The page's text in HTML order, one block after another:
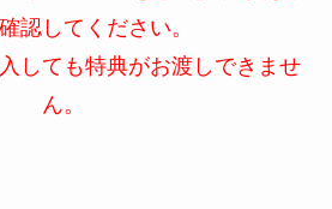
認してください。
しても特典がお渡しできませ
ん。